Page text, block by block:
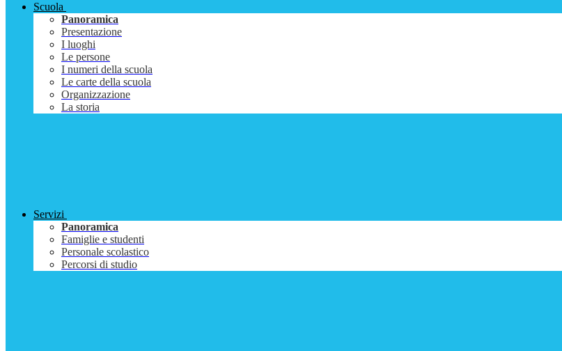
Scuola
Panoramica
Presentazione
I luoghi
Le persone
I numeri della scuola
Le carte della scuola
Organizzazione
La storia
Servizi
Panoramica
Famiglie e studenti
Personale scolastico
Percorsi di studio